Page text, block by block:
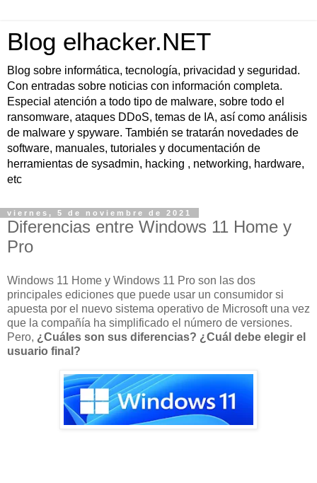
Blog elhacker.NET
Blog sobre informática, tecnología, privacidad y seguridad.
Con entradas sobre noticias con información completa.
Especial atención a todo tipo de malware, sobre todo el
ransomware, ataques DDoS, temas de IA, así como análisis
de malware y spyware. También se tratarán novedades de
software, manuales, tutoriales y documentación de
herramientas de sysadmin, hacking , networking, hardware,
etc
viernes, 5 de noviembre de 2021
Diferencias entre Windows 11 Home y
Pro
Windows 11 Home y Windows 11 Pro son las dos
principales ediciones que puede usar un consumidor si
apuesta por el nuevo sistema operativo de Microsoft una vez
que la compañía ha simplificado el número de versiones.
Pero, ¿Cuáles son sus diferencias? ¿Cuál debe elegir el
usuario final?